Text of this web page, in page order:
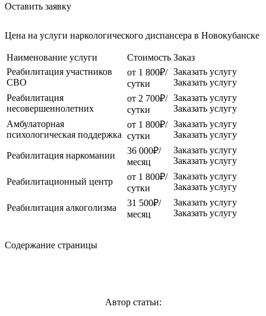
Оставить заявку
Цена на услуги наркологического диспансера в Новокубанске
Наименование услуги Стоимость Заказ
Реабилитация участников
СВО
от 1 800₽/
сутки
Заказать услугу
Заказать услугу
Реабилитация
несовершеннолетних
от 2 700₽/
сутки
Заказать услугу
Заказать услугу
Амбулаторная
психологическая поддержка
от 1 800₽/
сутки
Заказать услугу
Заказать услугу
Реабилитация наркомании
36 000₽/
месяц
Заказать услугу
Заказать услугу
Реабилитационный центр
от 1 800₽/
сутки
Заказать услугу
Заказать услугу
Реабилитация алкоголизма
31 500₽/
месяц
Заказать услугу
Заказать услугу
Содержание страницы
Автор статьи: